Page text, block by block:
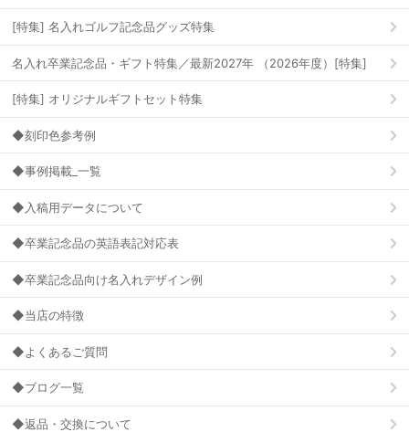
[特集] 名入れゴルフ記念品グッズ特集
名入れ卒業記念品・ギフト特集／最新2027年 （2026年度）[特集]
[特集] オリジナルギフトセット特集
◆刻印色参考例
◆事例掲載_一覧
◆入稿用データについて
◆卒業記念品の英語表記対応表
◆卒業記念品向け名入れデザイン例
◆当店の特徴
◆よくあるご質問
◆ブログ一覧
◆返品・交換について